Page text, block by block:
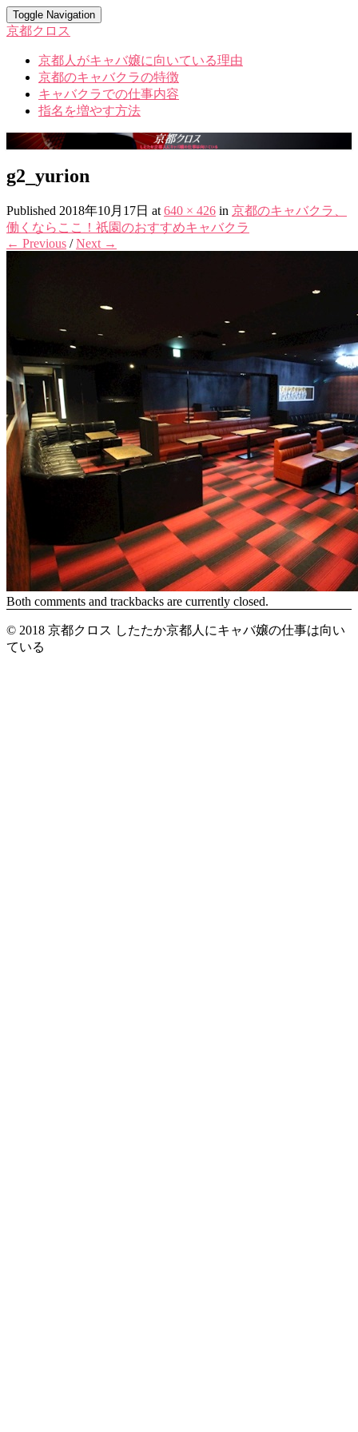
Toggle Navigation
京都クロス
京都人がキャバ嬢に向いている理由
京都のキャバクラの特徴
キャバクラでの仕事内容
指名を増やす方法
g2_yurion
Published 2018年10月17日 at 640 × 426 in 京都のキャバクラ、
働くならここ！祇園のおすすめキャバクラ
← Previous /Next →
Both comments and trackbacks are currently closed.
© 2018 京都クロス したたか京都人にキャバ嬢の仕事は向い
ている